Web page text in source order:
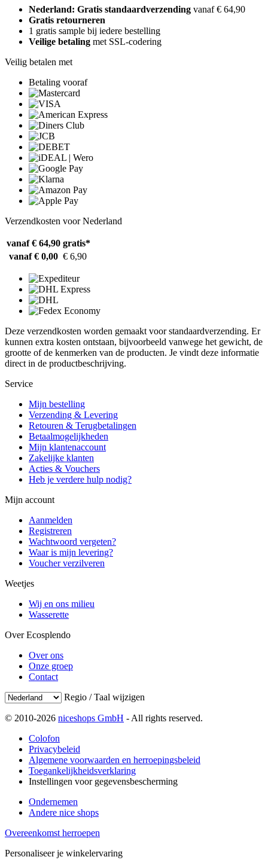
Nederland: Gratis standaardverzending vanaf € 64,90
Gratis retourneren
1 gratis sample bij iedere bestelling
Veilige betaling met SSL-codering
Veilig betalen met
Betaling vooraf
Verzendkosten voor Nederland
vanaf € 64,90 gratis*
vanaf € 0,00 € 6,90
Deze verzendkosten worden gemaakt voor standaardverzending. Er
kunnen extra kosten ontstaan, bijvoorbeeld vanwege het gewicht, de
grootte of de kenmerken van de producten. Je vindt deze informatie
direct in de productbeschrijving.
Service
Mijn bestelling
Verzending & Levering
Retouren & Terugbetalingen
Betaalmogelijkheden
Mijn klantenaccount
Zakelijke klanten
Acties & Vouchers
Heb je verdere hulp nodig?
Mijn account
Aanmelden
Registreren
Wachtwoord vergeten?
Waar is mijn levering?
Voucher verzilveren
Weetjes
Wij en ons milieu
Wasserette
Over Ecosplendo
Over ons
Onze groep
Contact
Regio / Taal wijzigen
© 2010-2026 niceshops GmbH - All rights reserved.
Colofon
Privacybeleid
Algemene voorwaarden en herroepingsbeleid
Toegankelijkheidsverklaring
Instellingen voor gegevensbescherming
Ondernemen
Andere nice shops
Overeenkomst herroepen
Personaliseer je winkelervaring